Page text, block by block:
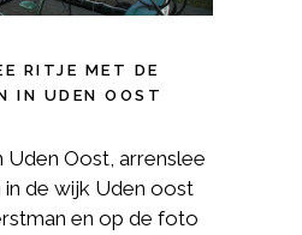
RITJE MET DE
IN UDEN OOST
Uden Oost, arrenslee
de wijk Uden oost
en op de foto